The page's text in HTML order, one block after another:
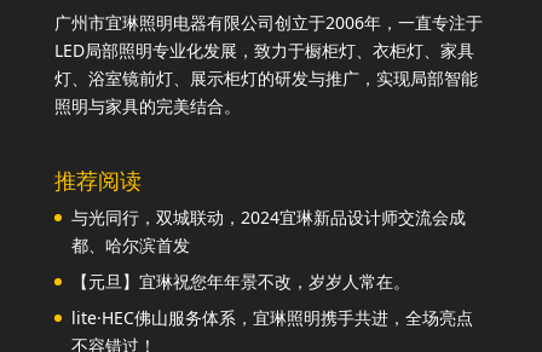
广州市宜琳照明电器有限公司创立于2006年，一直专注于
LED局部照明专业化发展，致力于橱柜灯、衣柜灯、家具
灯、浴室镜前灯、展示柜灯的研发与推广，实现局部智能
照明与家具的完美结合。
推荐阅读
与光同行，双城联动，2024宜琳新品设计师交流会成
都、哈尔滨首发
【元旦】宜琳祝您年年景不改，岁岁人常在。
lite·HEC佛山服务体系，宜琳照明携手共进，全场亮点
不容错过！